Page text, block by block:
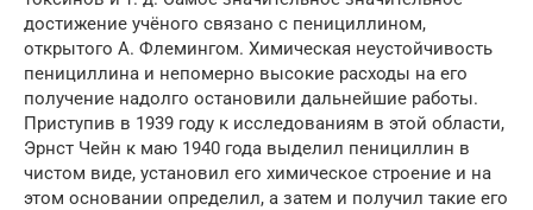
достижение учёного связано с пенициллином,
открытого А. Флемингом. Химическая неустойчивость
пенициллина и непомерно высокие расходы на его
получение надолго остановили дальнейшие работы.
Приступив в 1939 году к исследованиям в этой области,
Эрнст Чейн к маю 1940 года выделил пенициллин в
чистом виде, установил его химическое строение и на
этом основании определил, а затем и получил такие его